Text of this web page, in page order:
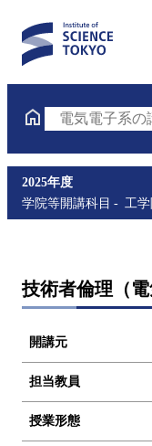
電気電子系の
2025年度
学院等開講科目
工学
技術者倫理（電
開講元
担当教員
授業形態